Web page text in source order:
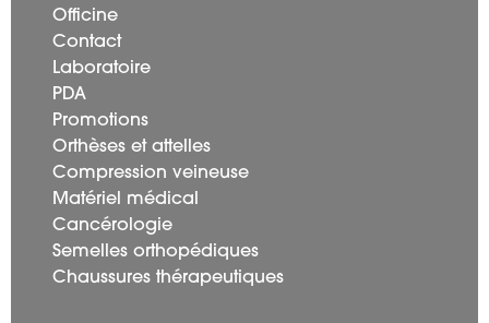
Officine
Contact
Laboratoire
PDA
Promotions
Orthèses et attelles
Compression veineuse
Matériel médical
Cancérologie
Semelles orthopédiques
Chaussures thérapeutiques